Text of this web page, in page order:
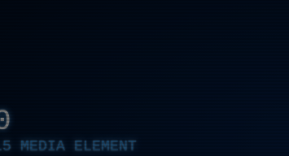
MEDIA ELEMENT